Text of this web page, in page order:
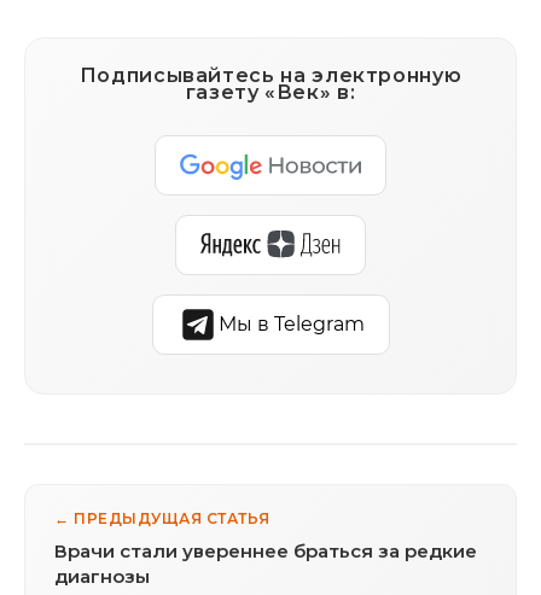
Подписывайтесь на электронную
газету «Век» в:
Мы в Telegram
← ПРЕДЫДУЩАЯ СТАТЬЯ
Врачи стали увереннее браться за редкие
диагнозы